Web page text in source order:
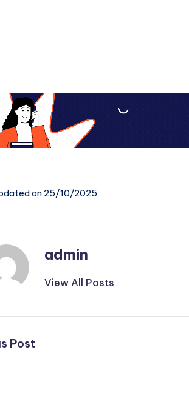
on 25/10/2025
admin
View All Posts
Post